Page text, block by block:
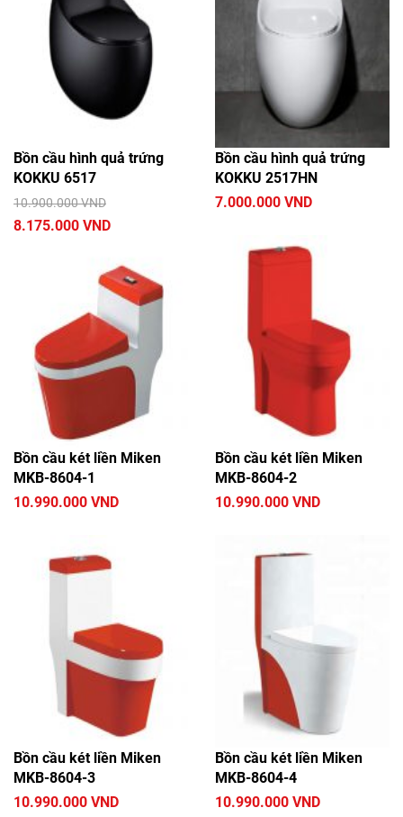
Bồn cầu hình quả trứng
KOKKU 6517
10.900.000 VND
8.175.000 VND
Bồn cầu hình quả trứng
KOKKU 2517HN
7.000.000 VND
Bồn cầu két liền Miken
MKB-8604-1
10.990.000 VND
Bồn cầu két liền Miken
MKB-8604-2
10.990.000 VND
Bồn cầu két liền Miken
MKB-8604-3
10.990.000 VND
Bồn cầu két liền Miken
MKB-8604-4
10.990.000 VND